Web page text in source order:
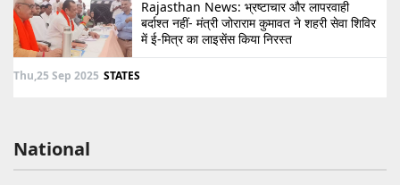
Rajasthan News: भ्रष्टाचार और लापरवाही
बर्दाश्त नहीं- मंत्री जोराराम कुमावत ने शहरी सेवा शिविर
में ई-मित्र का लाइसेंस किया निरस्त
Thu,25 Sep 2025 STATES
National